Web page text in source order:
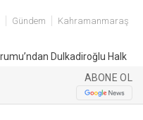
Gündem Kahramanmaraş
ABONE OL